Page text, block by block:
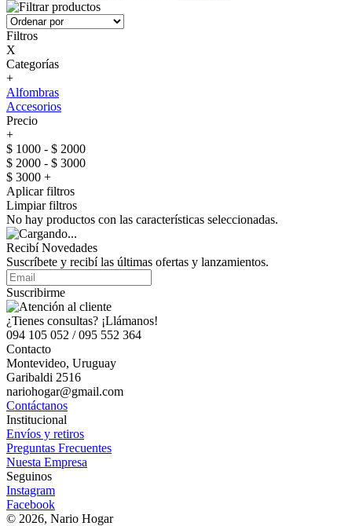
Filtros
X
Categorías
+
Alfombras
Accesorios
Precio
+
$ 1000 - $ 2000
$ 2000 - $ 3000
$ 3000 +
Aplicar filtros
Limpiar filtros
No hay productos con las características seleccionadas.
Recibí Novedades
Suscríbete y recibí las últimas ofertas y lanzamientos.
Suscribirme
¿Tienes consultas? ¡Llámanos!
094 105 052 / 095 552 364
Contacto
Montevideo, Uruguay
Garibaldi 2516
nariohogar@gmail.com
Contáctanos
Institucional
Envíos y retiros
Preguntas Frecuentes
Nuesta Empresa
Seguinos
Instagram
Facebook
© 2026, Nario Hogar